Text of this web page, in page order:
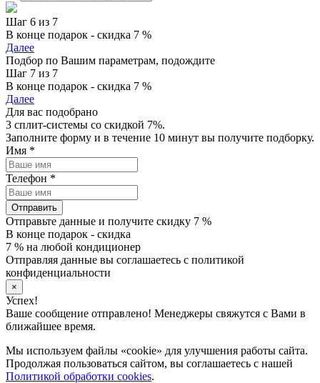
Шаг 6 из 7
В конце подарок - скидка 7 %
Далее
Подбор по Вашим параметрам, подождите
Шаг 7 из 7
В конце подарок - скидка 7 %
Далее
Для вас подобрано
3 сплит-системы со скидкой 7%.
Заполните форму и в течение 10 минут вы получите подборку.
Имя *
Телефон *
Отправить
Отправьте данные и получите скидку 7 %
В конце подарок - скидка
7 % на любой кондиционер
Отправляя данные вы соглашаетесь с политикой
конфиденциальности
×
Успех!
Ваше сообщение отправлено! Менеджеры свяжутся с Вами в
ближайшее время.
Мы используем файлы «cookie» для улучшения работы сайта.
Продолжая пользоваться сайтом, вы соглашаетесь с нашей
Политикой обработки cookies.